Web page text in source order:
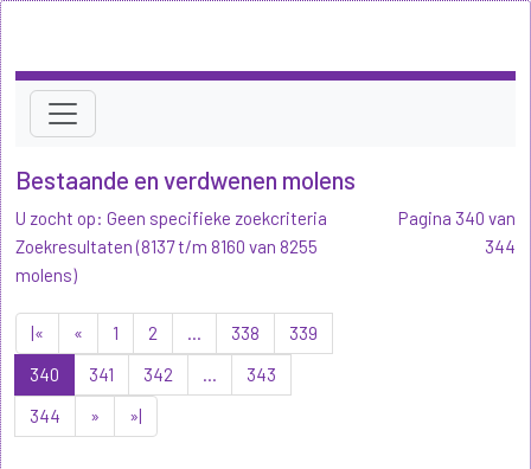
Bestaande en verdwenen molens
U zocht op: Geen specifieke zoekcriteria
Zoekresultaten (8137 t/m 8160 van 8255
molens)
|« « 1 2 ... 338
339
340
341 342 ...
343
344
» »|
Pagina 340 van
344